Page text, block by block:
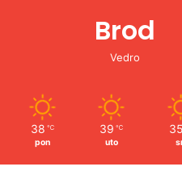
Brod
Vedro
38 ℃
pon
39 ℃
uto
35